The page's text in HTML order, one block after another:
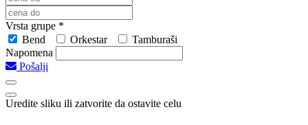
Vrsta grupe *
Bend
Orkestar
Tamburaši
Napomena
Pošalji
Uredite sliku ili zatvorite da ostavite celu